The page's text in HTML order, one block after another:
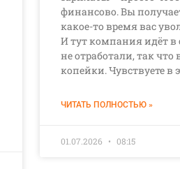
финансово. Вы
какое-то время вас
И тут компания идёт в
не отработали, так что
копейки. Чувствуете в
ЧИТАТЬ ПОЛНОСТЬЮ »
01.07.2026 08:15